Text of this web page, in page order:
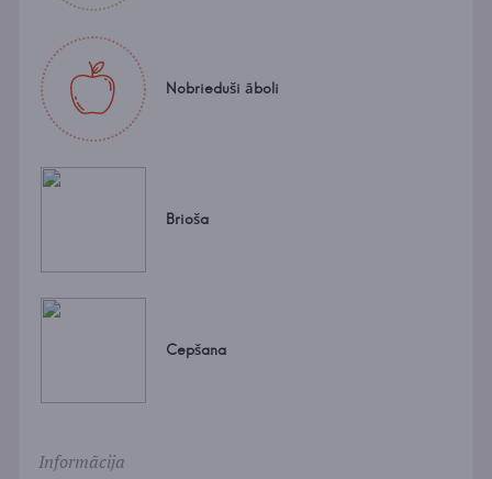
Nobrieduši āboli
Brioša
Cepšana
Informācija